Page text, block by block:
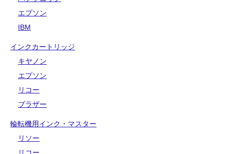
エプソン
IBM
インクカートリッジ
キヤノン
エプソン
リコー
ブラザー
輪転機用インク・マスター
リソー